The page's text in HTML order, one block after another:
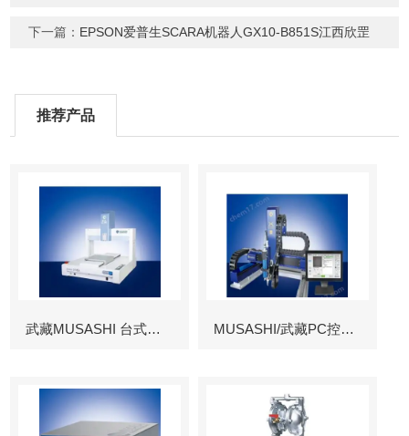
下一篇： EPSON爱普生SCARA机器人GX10-B851S江西欣罡
推荐产品
武藏MUSASHI 台式涂布机械臂 MUSASHI/武藏PC控制图像识别机械臂